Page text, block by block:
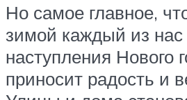
Но самое главное,
зимой каждый из нас
наступления Нового
приносит радость и